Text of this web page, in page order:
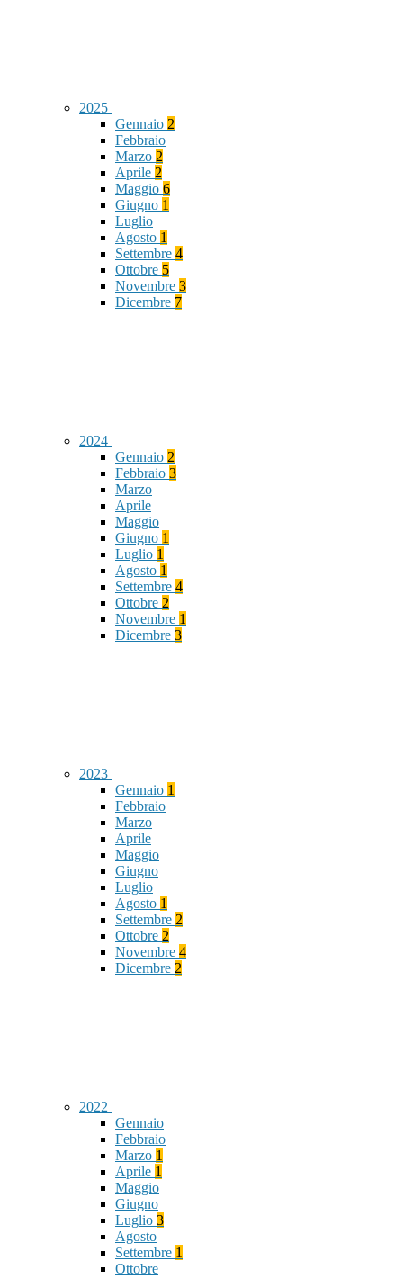
2025
Gennaio 2
Febbraio
Marzo 2
Aprile 2
Maggio 6
Giugno 1
Luglio
Agosto 1
Settembre 4
Ottobre 5
Novembre 3
Dicembre 7
2024
Gennaio 2
Febbraio 3
Marzo
Aprile
Maggio
Giugno 1
Luglio 1
Agosto 1
Settembre 4
Ottobre 2
Novembre 1
Dicembre 3
2023
Gennaio 1
Febbraio
Marzo
Aprile
Maggio
Giugno
Luglio
Agosto 1
Settembre 2
Ottobre 2
Novembre 4
Dicembre 2
2022
Gennaio
Febbraio
Marzo 1
Aprile 1
Maggio
Giugno
Luglio 3
Agosto
Settembre 1
Ottobre